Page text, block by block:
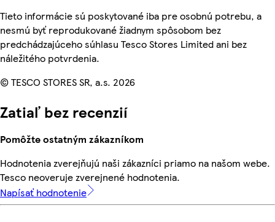
Tieto informácie sú poskytované iba pre osobnú potrebu, a
nesmú byť reprodukované žiadnym spôsobom bez
predchádzajúceho súhlasu Tesco Stores Limited ani bez
náležitého potvrdenia.
© TESCO STORES SR, a.s. 2026
Zatiaľ bez recenzií
Pomôžte ostatným zákazníkom
Hodnotenia zverejňujú naši zákazníci priamo na našom webe.
Tesco neoveruje zverejnené hodnotenia.
Napísať hodnotenie